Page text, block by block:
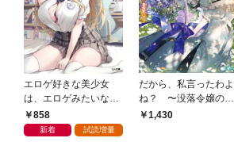
エロゲ好きな美少女
は、エロゲみたいなこ
と全部シてほしい【電
子ＳＳ特典付き】
858
新着 試読増量
だから、私言ったわよ
ね？ 〜没落令嬢の案
外楽しい領地改革〜
1,430